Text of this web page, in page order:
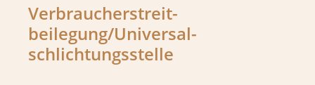
Verbraucher­streit­
beilegung/Universal­
schlichtungs­stelle